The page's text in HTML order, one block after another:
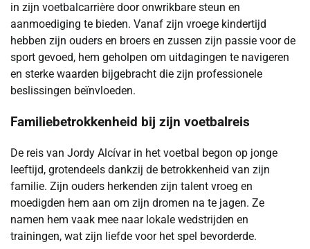
in zijn voetbalcarrière door onwrikbare steun en
aanmoediging te bieden. Vanaf zijn vroege kindertijd
hebben zijn ouders en broers en zussen zijn passie voor de
sport gevoed, hem geholpen om uitdagingen te navigeren
en sterke waarden bijgebracht die zijn professionele
beslissingen beïnvloeden.
Familiebetrokkenheid bij zijn voetbalreis
De reis van Jordy Alcívar in het voetbal begon op jonge
leeftijd, grotendeels dankzij de betrokkenheid van zijn
familie. Zijn ouders herkenden zijn talent vroeg en
moedigden hem aan om zijn dromen na te jagen. Ze
namen hem vaak mee naar lokale wedstrijden en
trainingen, wat zijn liefde voor het spel bevorderde.